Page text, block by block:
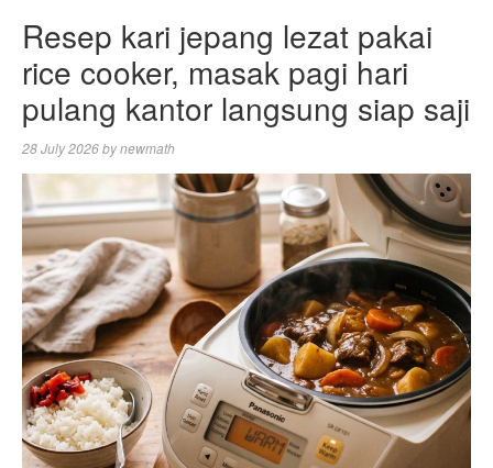
Resep kari jepang lezat pakai
rice cooker, masak pagi hari
pulang kantor langsung siap saji
28 July 2026bynewmath